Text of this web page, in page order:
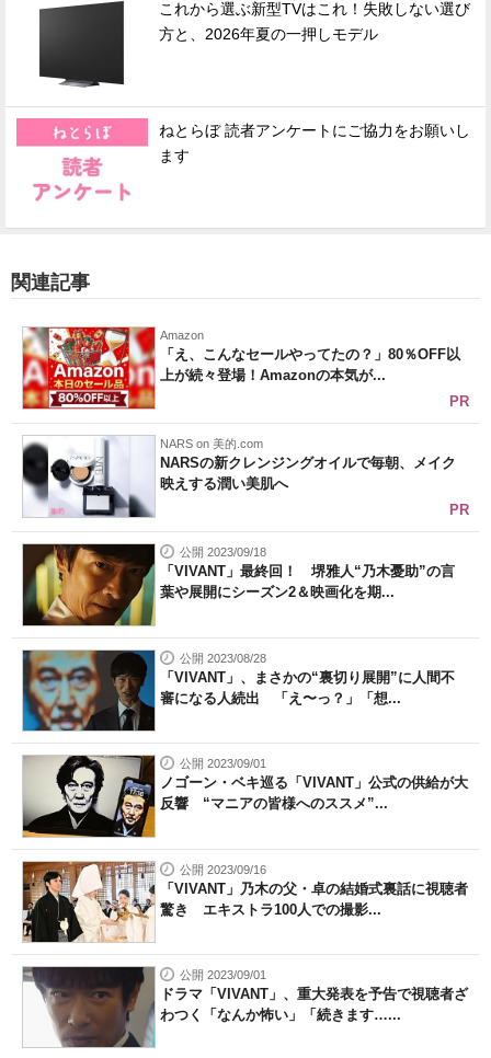
これから選ぶ新型TVはこれ！失敗しない選び
方と、2026年夏の一押しモデル
ねとらぼ 読者アンケートにご協力をお願いし
ます
関連記事
Amazon
「え、こんなセールやってたの？」80％OFF以
上が続々登場！Amazonの本気が...
PR
NARS on 美的.com
NARSの新クレンジングオイルで毎朝、メイク
映えする潤い美肌へ
PR
公開 2023/09/18
「VIVANT」最終回！ 堺雅人“乃木憂助”の言
葉や展開にシーズン2＆映画化を期...
公開 2023/08/28
「VIVANT」、まさかの“裏切り展開”に人間不
審になる人続出 「え〜っ？」「想...
公開 2023/09/01
ノゴーン・ベキ巡る「VIVANT」公式の供給が大
反響 “マニアの皆様へのススメ”...
公開 2023/09/16
「VIVANT」乃木の父・卓の結婚式裏話に視聴者
驚き エキストラ100人での撮影...
公開 2023/09/01
ドラマ「VIVANT」、重大発表を予告で視聴者ざ
わつく「なんか怖い」「続きます…...